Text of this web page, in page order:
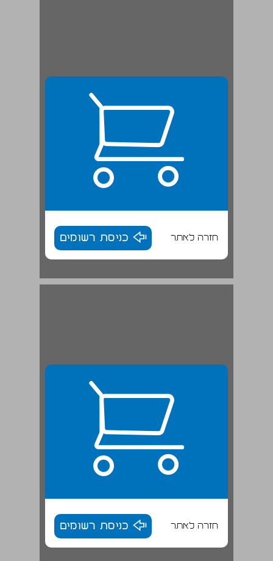
חזרה לאתר כניסת רשומים
1.2.3 אלטרנטיבות לאוניברסאלים הלשוניים ... 18
חזרה לאתר כניסת רשומים